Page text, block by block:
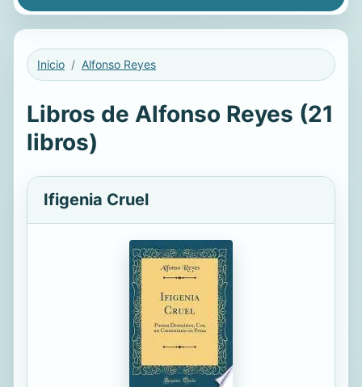
Inicio Alfonso Reyes
Libros de Alfonso Reyes (21
libros)
Ifigenia Cruel